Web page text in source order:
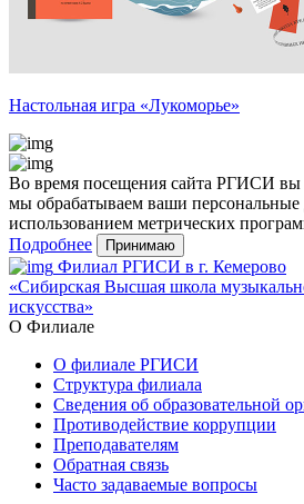
Настольная игра «Лукоморье»
Во время посещения сайта РГИСИ вы
мы обрабатываем ваши персональные
использованием метрических
Подробнее
Принимаю
Филиал РГИСИ в г. Кемерово
«Сибирская Высшая школа
искусства»
О Филиале
О филиале РГИСИ
Структура филиала
Сведения об образовательной
Противодействие коррупции
Преподавателям
Обратная связь
Часто задаваемые вопросы